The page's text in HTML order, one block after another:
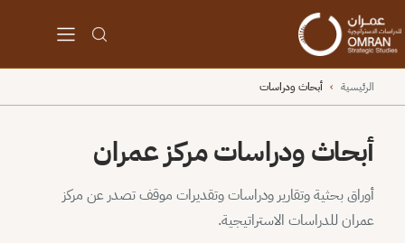
الرئيسية › أبحاث ودراسات
أبحاث ودراسات مركز عمران
أوراق بحثية وتقارير ودراسات وتقديرات موقف تصدر عن مركز
عمران للدراسات الاستراتيجية.